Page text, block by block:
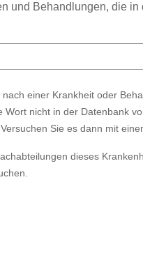
und Behandlungen, die
einer Krankheit oder
Wort nicht in der Datenbank
Sie es dann mit
dieses